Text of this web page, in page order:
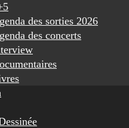
des sorties 2026
des concerts